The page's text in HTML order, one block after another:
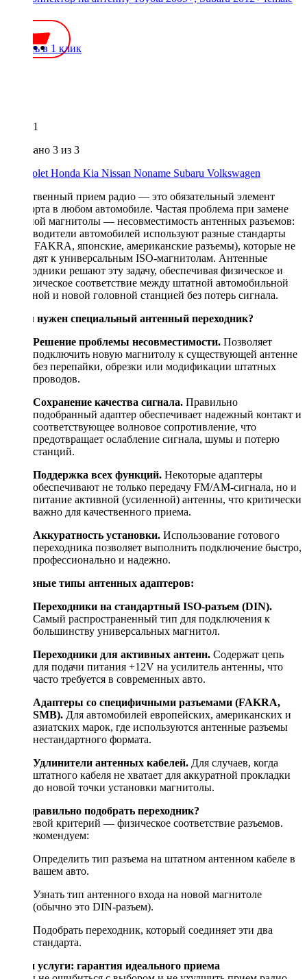
Купить в 1 клик
1
Показано 3 из 3
Chevrolet Honda Kia Nissan Noname Subaru Volkswagen
Качественный прием радио — это обязательный элемент
комфорта в любом автомобиле. Частая проблема при замене
штатной магнитолы — несовместимость антенных разъемов:
производители автомобилей используют разные стандарты
(DIN, FAKRA, японские, американские разъемы), которые не
подходят к универсальным ISO-магнитолам. Антенные
переходники решают эту задачу, обеспечивая физическое и
электрическое соответствие между штатной автомобильной
антенной и новой головной станцией без потерь сигнала.
Зачем нужен специальный антенный переходник?
Решение проблемы несовместимости. Позволяет
подключить новую магнитолу к существующей антенне
без перепайки, обрезки или модификации штатных
проводов.
Сохранение качества сигнала. Правильно
подобранный адаптер обеспечивает надежный контакт и
соответствующее волновое сопротивление, что
предотвращает ослабление сигнала, шумы и потерю
станций.
Поддержка всех функций. Некоторые адаптеры
обеспечивают не только передачу FM/AM-сигнала, но и
питание активной (усиленной) антенны, что критически
важно для качественного приема.
Аккуратность установки. Использование готового
переходника позволяет выполнить подключение быстро,
профессионально и надежно.
Основные типы антенных адаптеров:
Переходники на стандартный ISO-разъем (DIN).
Самый распространенный тип для подключения к
большинству универсальных магнитол.
Переходники для активных антенн. Содержат цепь
для подачи питания +12V на усилитель антенны, что
часто требуется в современных авто.
Адаптеры со специфичными разъемами (FAKRA,
SMB). Для автомобилей европейских, американских и
азиатских марок, где используются антенные разъемы
нестандартного формата.
Удлинители антенных кабелей. Для случаев, когда
штатного кабеля не хватает для аккуратной прокладки
до новой точки установки магнитолы.
Как правильно подобрать переходник?
Ключевой критерий — физическое соответствие разъемов.
Мы рекомендуем:
Определить тип разъема на штатном антенном кабеле в
вашем авто.
Узнать тип антенного входа на новой магнитоле
(обычно это DIN-разъем).
Подобрать переходник, который соединяет эти два
стандарта.
Наши услуги: гарантия идеального приема